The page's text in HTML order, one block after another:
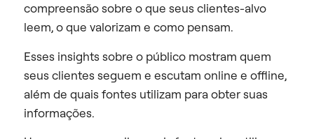
compreensão sobre o que seus clientes-alvo
leem, o que valorizam e como pensam.
Esses insights sobre o público mostram quem
seus clientes seguem e escutam online e offline,
além de quais fontes utilizam para obter suas
informações.